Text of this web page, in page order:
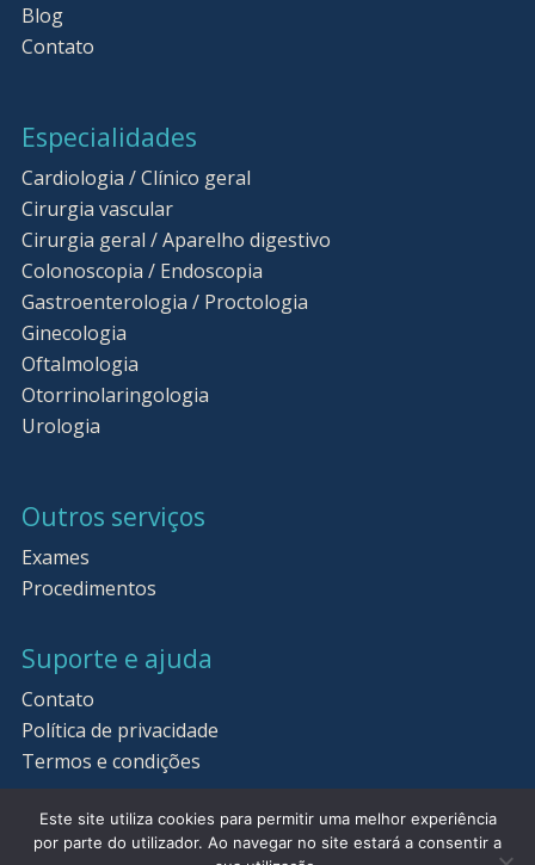
Blog
Contato
Especialidades
Cardiologia / Clínico geral
Cirurgia vascular
Cirurgia geral / Aparelho digestivo
Colonoscopia / Endoscopia
Gastroenterologia / Proctologia
Ginecologia
Oftalmologia
Otorrinolaringologia
Urologia
Outros serviços
Exames
Procedimentos
Suporte e ajuda
Contato
Política de privacidade
Termos e condições
Este site utiliza cookies para permitir uma melhor experiência
por parte do utilizador. Ao navegar no site estará a consentir a